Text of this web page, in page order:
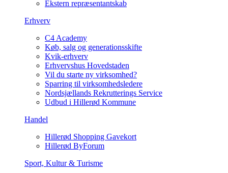
Ekstern repræsentantskab
Erhverv
C4 Academy
Køb, salg og generationsskifte
Kvik-erhverv
Erhvervshus Hovedstaden
Vil du starte ny virksomhed?
Sparring til virksomhedsledere
Nordsjællands Rekrutterings Service
Udbud i Hillerød Kommune
Handel
Hillerød Shopping Gavekort
Hillerød ByForum
Sport, Kultur & Turisme